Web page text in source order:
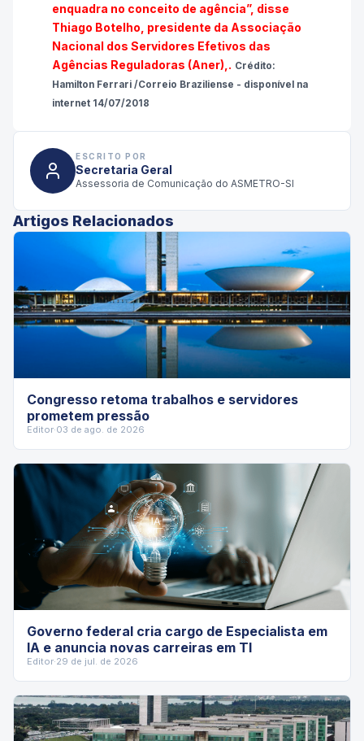
enquadra no conceito de agência”, disse
Thiago Botelho, presidente da Associação
Nacional dos Servidores Efetivos das
Agências Reguladoras (Aner),. Crédito:
Hamilton Ferrari /Correio Braziliense - disponível na
internet 14/07/2018
ESCRITO POR
Secretaria Geral
Assessoria de Comunicação do ASMETRO-SI
Artigos Relacionados
Congresso retoma trabalhos e servidores
prometem pressão
Editor·03 de ago. de 2026
Governo federal cria cargo de Especialista em
IA e anuncia novas carreiras em TI
Editor·29 de jul. de 2026